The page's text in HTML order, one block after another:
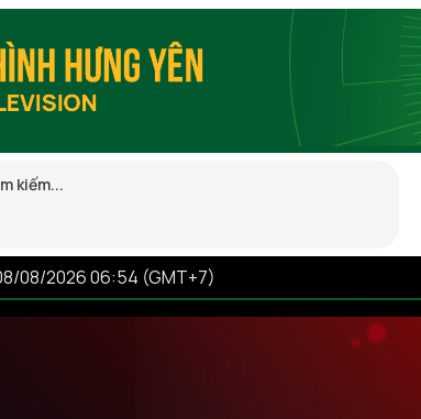
08/2026 06:54 (GMT+7)